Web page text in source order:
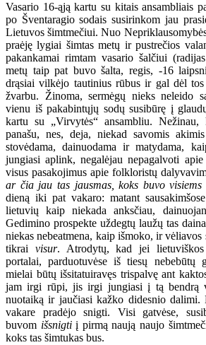
Vasario 16-ąją kartu su kitais ansambliais
po Šventaragio sodais susirinkom jau
Lietuvos šimtmečiui. Nuo
praėję lygiai šimtas metų ir pustrečios
pakankamai rimtam vasario šalčiui
metų taip pat buvo šalta, regis, -16
drąsiai vilkėjo tautinius rūbus ir gal dėl
žvarbu. Žinoma, sermėgų nieks neleido
vienu iš pakabintųjų sodų susibūrę į
kartu su „Virvytės“ ansambliu.
panašu, nes, deja, niekad savomis
stovėdama, dainuodama ir matydama,
jungiasi aplink, negalėjau nepagalvoti
visus pasakojimus apie folkloristų
ar čia jau tas jausmas, koks buvo visiems
dieną iki pat vakaro: matant
lietuvių kaip niekada anksčiau,
Gedimino prospekte uždegtų laužų tas
niekas nebeatmena, kaip išmoko, ir
tikrai visur. Atrodytų, kad jei
portalai, parduotuvėse iš tiesų nebebūtų
mielai būtų išsitatuiravęs trispalvę ant
jam irgi rūpi, jis irgi jungiasi į tą bendrą
nuotaiką ir jaučiasi kažko didesnio
vakare pradėjo snigti. Visi gatvėse,
buvom išsnigtiį pirmą naują naujo
koks tas šimtukas bus.